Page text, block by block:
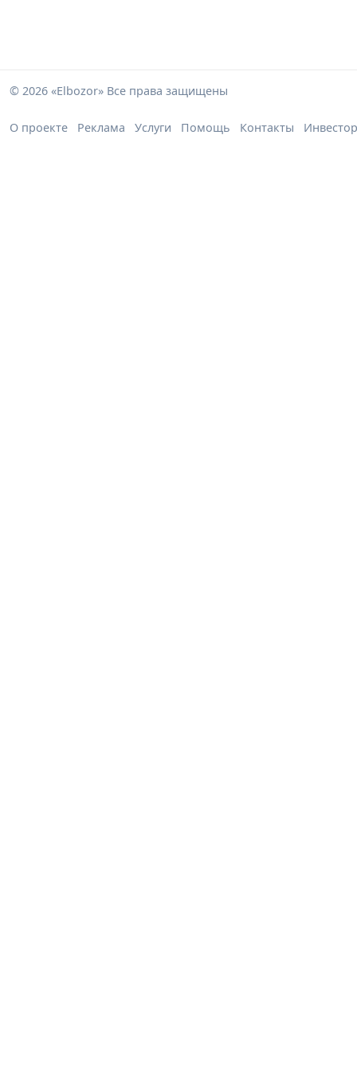
© 2026 «Elbozor» Все права защищены
О проекте Реклама Услуги Помощь Контакты